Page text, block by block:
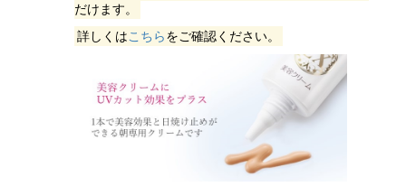
だけます。
詳しくはこちらをご確認ください。